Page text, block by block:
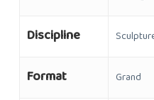
Discipline
Format Grand